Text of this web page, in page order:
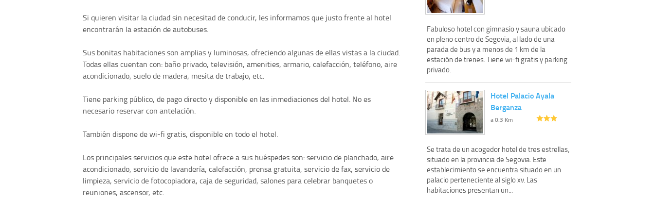
Si quieren visitar la ciudad sin necesitad de conducir, les informamos que justo frente al hotel
encontrarán la estación de autobuses.
Sus bonitas habitaciones son amplias y luminosas, ofreciendo algunas de ellas vistas a la ciudad.
Todas ellas cuentan con: baño privado, televisión, amenities, armario, calefacción, teléfono, aire
acondicionado, suelo de madera, mesita de trabajo, etc.
Tiene parking público, de pago directo y disponible en las inmediaciones del hotel. No es
necesario reservar con antelación.
También dispone de wi-fi gratis, disponible en todo el hotel.
Los principales servicios que este hotel ofrece a sus huéspedes son: servicio de planchado, aire
acondicionado, servicio de lavandería, calefacción, prensa gratuita, servicio de fax, servicio de
limpieza, servicio de fotocopiadora, caja de seguridad, salones para celebrar banquetes o
reuniones, ascensor, etc.
Fabuloso hotel con gimnasio y sauna ubicado
en pleno centro de Segovia, al lado de una
parada de bus y a menos de 1 km de la
estación de trenes. Tiene wi-fi gratis y parking
privado.
Hotel Palacio Ayala
Berganza
a 0.3 Km
Se trata de un acogedor hotel de tres estrellas,
situado en la provincia de Segovia. Este
establecimiento se encuentra situado en un
palacio perteneciente al siglo xv. Las
habitaciones presentan un...